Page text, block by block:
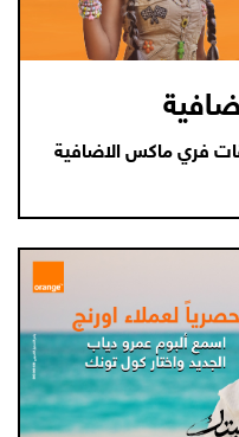
جنيه مع باقات فري ماكس الاضافية